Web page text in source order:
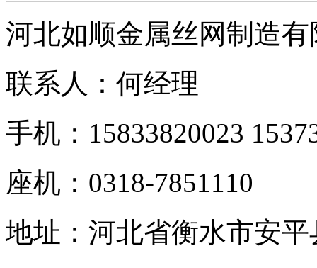
河北如顺金属丝网制造有
联系人：何经理
手机：15833820023
座机：0318-7851110
地址：河北省衡水市安